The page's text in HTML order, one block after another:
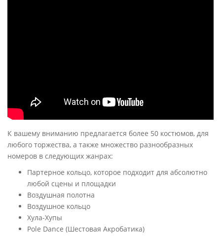
К вашему вниманию предлагается более 50 костюмов, для
любого торжества, а также множество разнообразных
номеров в следующих жанрах:
Партерное кольцо, которое подходит для абсолютно
любой сцены и площадки
Воздушная полотна
Воздушное кольцо
Хула-Хупы
Pole Dance (Шестовая Акробатика)